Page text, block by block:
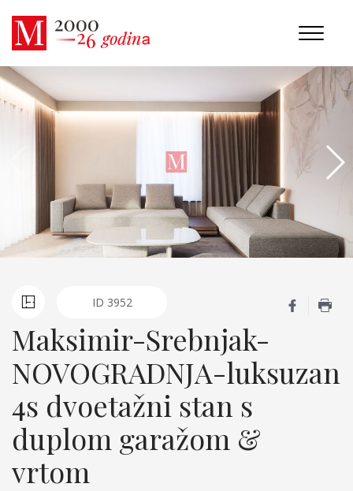
ID 3952
Maksimir-Srebnjak-
NOVOGRADNJA-luksuzan
4s dvoetažni stan s
duplom garažom &
vrtom